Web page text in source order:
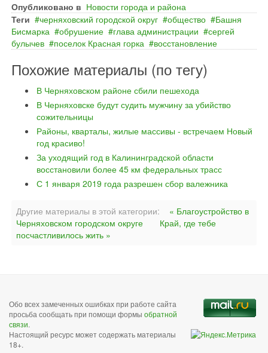
Опубликовано в Новости города и района
Теги
черняховский городской округ общество
Башня
Бисмарка
обрушение глава администрации
сергей
булычев
поселок Красная горка восстановление
Похожие материалы (по тегу)
В Черняховском районе сбили пешехода
В Черняховске будут судить мужчину за убийство
сожительницы
Районы, кварталы, жилые массивы - встречаем Новый
год красиво!
За уходящий год в Калининградской области
восстановили более 45 км федеральных трасс
С 1 января 2019 года разрешен сбор валежника
Другие материалы в этой категории:
« Благоустройство в
Черняховском городском округе
Край, где тебе
посчастливилось жить »
Обо всех замеченных ошибках при работе сайта
просьба сообщать при помощи формы обратной
связи.
Настоящий ресурс может содержать материалы
18+.